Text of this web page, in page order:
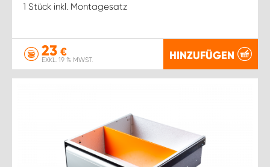
1 Stück inkl. Montagesatz
23 €
EXKL. 19 % MWST. HINZUFÜGEN